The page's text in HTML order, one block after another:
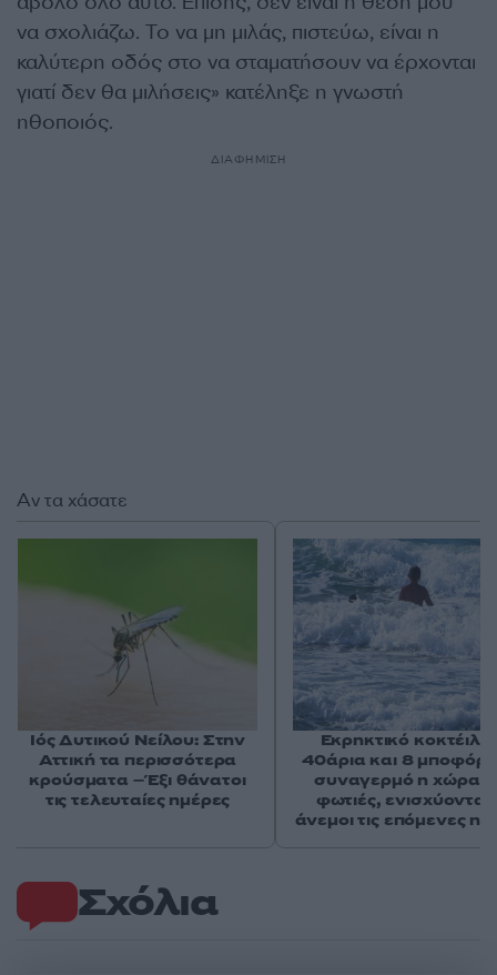
να σχολιάζω. Το να μη μιλάς, πιστεύω, είναι η
καλύτερη οδός στο να σταματήσουν να έρχονται
γιατί δεν θα μιλήσεις» κατέληξε η γνωστή
ηθοποιός.
ΔΙΑΦΗΜΙΣΗ
Σχόλια
Αν τα χάσατε
Ιός Δυτικού Νείλου: Στην
Αττική τα περισσότερα
κρούσματα – Έξι θάνατοι
τις τελευταίες ημέρες
Εκρηκτικό κοκτέιλ
40άρια και 8 μποφόρ
συναγερμό η χώρα
φωτιές, ενισχύονται
άνεμοι τις επόμενες